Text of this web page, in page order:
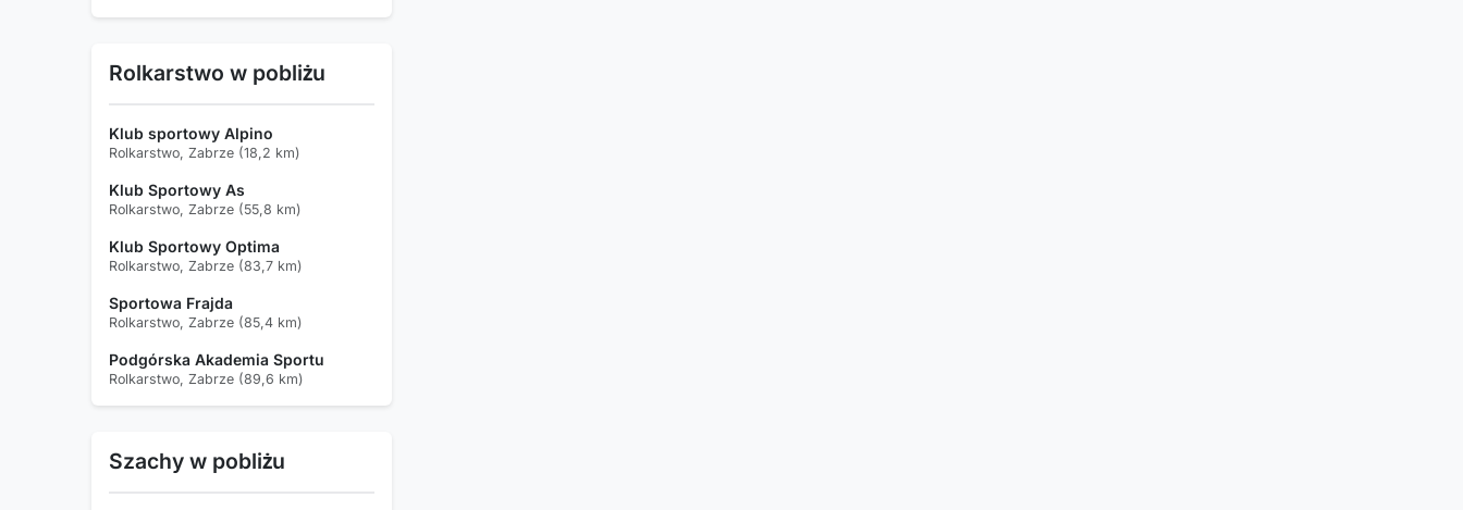
Rolkarstwo w pobliżu
Klub sportowy Alpino
Rolkarstwo, Zabrze (18,2 km)
Klub Sportowy As
Rolkarstwo, Zabrze (55,8 km)
Klub Sportowy Optima
Rolkarstwo, Zabrze (83,7 km)
Sportowa Frajda
Rolkarstwo, Zabrze (85,4 km)
Podgórska Akademia Sportu
Rolkarstwo, Zabrze (89,6 km)
Szachy w pobliżu